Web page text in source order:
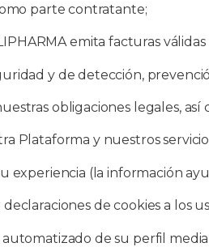
parte contratante;
emita facturas
y de detección,
obligaciones legales,
Plataforma y nuestros
experiencia (la información
de cookies a los
de su perfil